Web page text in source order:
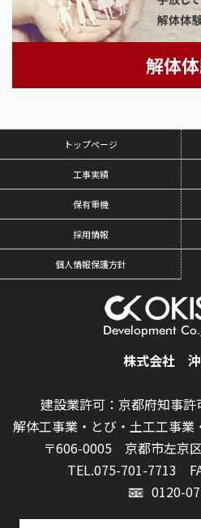
解体
トップページ
工事実績
保有重機
採用情報
個人情報保護方針
株式会社
建設業許可：京都府知事許
解体工事業・とび・土工工事
〒606-0005 京都市左京
TEL.075-701-7713
0120-